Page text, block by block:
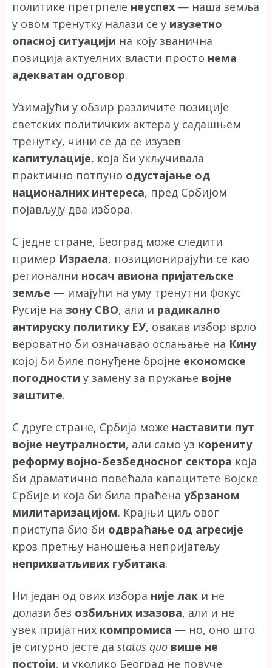
политике претрпеле неуспех — наша земља
у овом тренутку налази се у изузетно
опасној ситуацији на коју званична
позиција актуелних власти просто нема
адекватан одговор.
Узимајући у обзир различите позиције
светских политичких актера у садашњем
тренутку, чини се да се изузев
капитулације, која би укључивала
практично потпуно одустајање од
националних интереса, пред Србијом
појављују два избора.
С једне стране, Београд може следити
пример Израела, позиционирајући се као
регионални носач авиона пријатељске
земље — имајући на уму тренутни фокус
Русије на зону СВО, али и радикално
антируску политику ЕУ, овакав избор врло
вероватно би означавао ослањање на Кину
којој би биле понуђене бројне економске
погодности у замену за пружање војне
заштите.
С друге стране, Србија може наставити пут
војне неутралности, али само уз корениту
реформу војно-безбедносног сектора која
би драматично повећала капацитете Војске
Србије и која би била праћена убрзаном
милитаризацијом. Крајњи циљ овог
приступа био би одвраћање од агресије
кроз претњу наношења непријатељу
неприхватљивих губитака.
Ни један од ових избора није лак и не
долази без озбиљних изазова, али и не
увек пријатних компромиса — но, оно што
је сигурно јесте да status quo више не
постоји, и уколико Београд не повуче